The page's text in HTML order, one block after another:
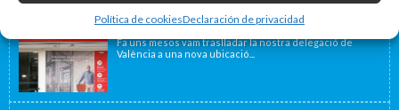
Política de cookiesDeclaración de privacidad
Nova seu d’Enier a la Comunitat Valenciana
Fa uns mesos vam traslladar la nostra delegació de
València a una nova ubicació...